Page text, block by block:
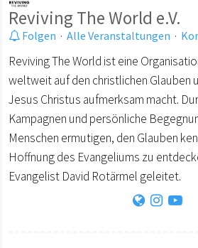
Reviving The World e.V.
Folgen · Alle Veranstaltungen ·
Reviving The World ist eine
weltweit auf den christlichen Glauben
Jesus Christus aufmerksam macht.
Kampagnen und persönliche
Menschen ermutigen, den Glauben
Hoffnung des Evangeliums zu
Evangelist David Rotärmel geleitet.